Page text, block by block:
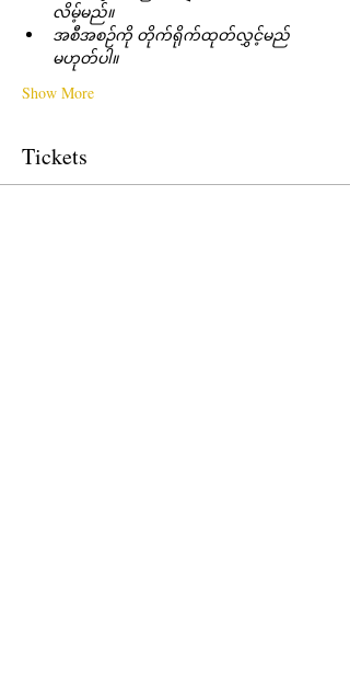
လိမ့်မည်။
အစီအစဉ်ကို တိုက်ရိုက်ထုတ်လွှင့်မည်
မဟုတ်ပါ။
Show More
Tickets